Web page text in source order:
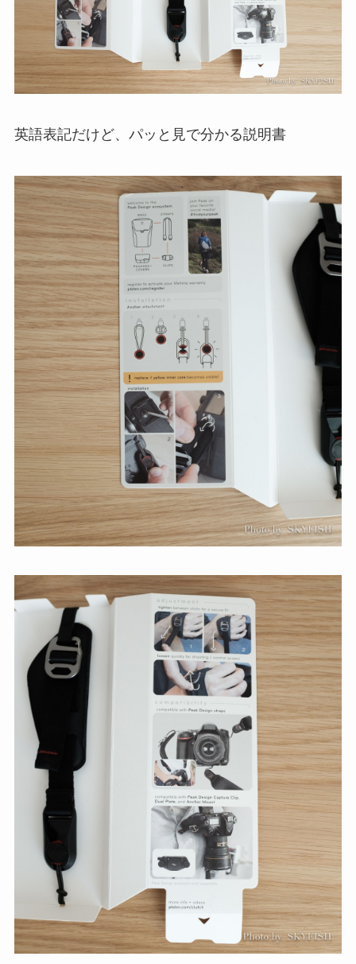
英語表記だけど、パッと見で分かる説明書